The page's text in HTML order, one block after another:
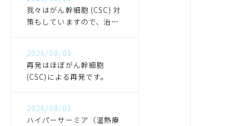
我々はがん幹細胞 (CSC) 対
策もしていますので、治っ
2026/08/03
再発はほぼがん幹細胞
(CSC)による再発です。
2026/08/03
ハイパーサーミア（温熱療